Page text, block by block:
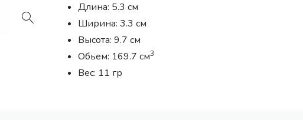
Длина: 5.3 см
Ширина: 3.3 см
Высота: 9.7 см
Обьем: 169.7 см3
Вес: 11 гр